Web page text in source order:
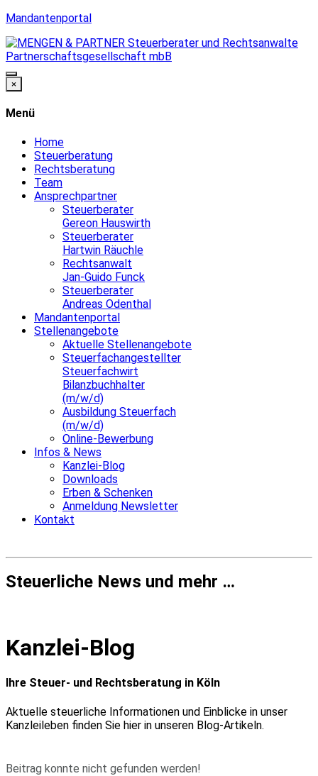
Mandantenportal
×
Menü
Home
Steuerberatung
Rechtsberatung
Team
Ansprechpartner
Steuerberater
Gereon Hauswirth
Steuerberater
Hartwin Räuchle
Rechtsanwalt
Jan-Guido Funck
Steuerberater
Andreas Odenthal
Mandantenportal
Stellenangebote
Aktuelle Stellenangebote
Steuerfachangestellter
Steuerfachwirt
Bilanzbuchhalter
(m/w/d)
Ausbildung Steuerfach
(m/w/d)
Online-Bewerbung
Infos & News
Kanzlei-Blog
Downloads
Erben & Schenken
Anmeldung Newsletter
Kontakt
Steuerliche News und mehr …
Kanzlei-Blog
Ihre Steuer- und Rechtsberatung in Köln
Aktuelle steuerliche Informationen und Einblicke in unser
Kanzleileben finden Sie hier in unseren Blog-Artikeln.
Beitrag konnte nicht gefunden werden!